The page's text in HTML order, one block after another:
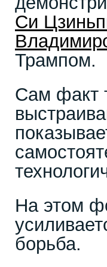
Си
Трампом.
Сам факт
На этом
борьба.